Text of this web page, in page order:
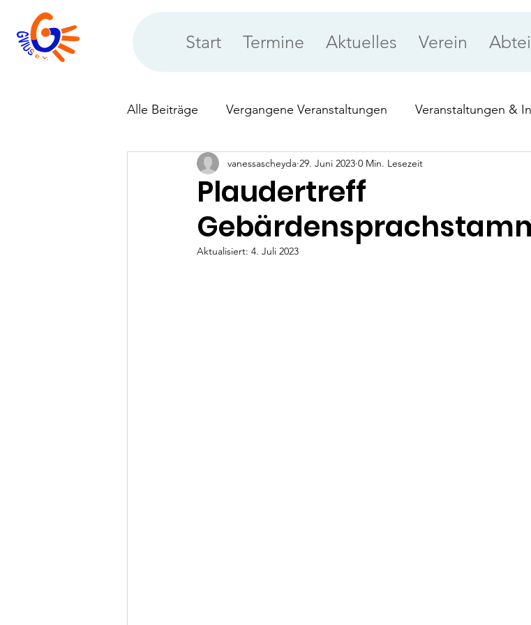
Start Termine Aktuelles Verein
Alle Beiträge Vergangene Veranstaltungen Veranstaltungen &
Neues aus der Vereinsberatung Priorität
Plaudertreff
vanessascheyda 29. Juni 2023 0 Min. Lesezeit
Aktualisiert: 4. Juli 2023